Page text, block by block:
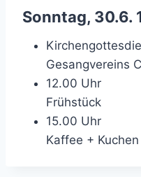
Sonntag, 30.6.
Gesangvereins
12.00 Uhr
Frühstück
15.00 Uhr
Kaffee + Kuchen